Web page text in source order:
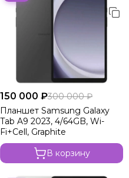
150 000 ₽300 000 ₽
Планшет Samsung Galaxy
Tab A9 2023, 4/64GB, Wi-
Fi+Cell, Graphite
В корзину